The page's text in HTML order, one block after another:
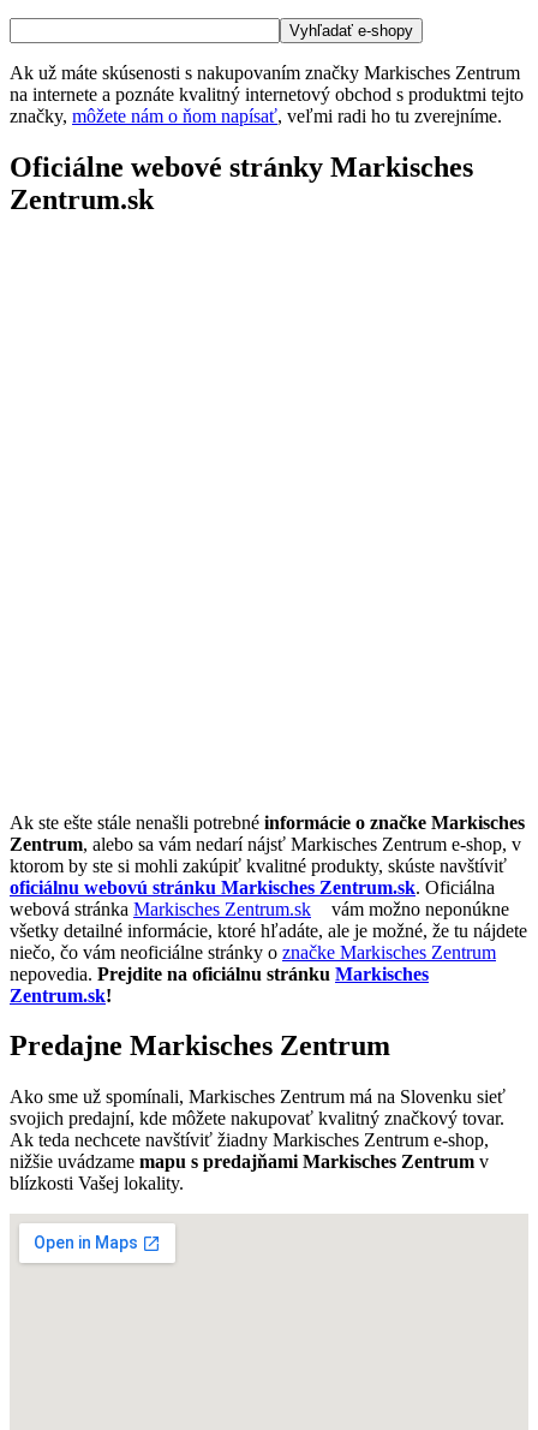
Ak už máte skúsenosti s nakupovaním značky Markisches Zentrum
na internete a poznáte kvalitný internetový obchod s produktmi tejto
značky, môžete nám o ňom napísať, veľmi radi ho tu zverejníme.
Oficiálne webové stránky Markisches
Zentrum.sk
Ak ste ešte stále nenašli potrebné informácie o značke Markisches
Zentrum, alebo sa vám nedarí nájsť Markisches Zentrum e-shop, v
ktorom by ste si mohli zakúpiť kvalitné produkty, skúste navštíviť
oficiálnu webovú stránku Markisches Zentrum.sk. Oficiálna
webová stránka Markisches Zentrum.sk
vám možno neponúkne
všetky detailné informácie, ktoré hľadáte, ale je možné, že tu nájdete
niečo, čo vám neoficiálne stránky o značke Markisches Zentrum
nepovedia. Prejdite na oficiálnu stránku Markisches
Zentrum.sk!
Predajne Markisches Zentrum
Ako sme už spomínali, Markisches Zentrum má na Slovenku sieť
svojich predajní, kde môžete nakupovať kvalitný značkový tovar.
Ak teda nechcete navštíviť žiadny Markisches Zentrum e-shop,
nižšie uvádzame mapu s predajňami Markisches Zentrum v
blízkosti Vašej lokality.